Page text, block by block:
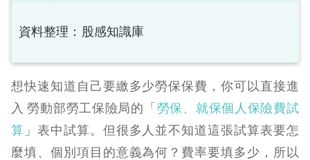
資料整理：股感知識庫
想快速知道自己要繳多少勞保保費，你可以直接進
入 勞動部勞工保險局的「 勞保、就保個人保險費試
算 」表中試算。但很多人並不知道這張試算表要怎
麼填、個別項目的意義為何？費率要填多少，所以